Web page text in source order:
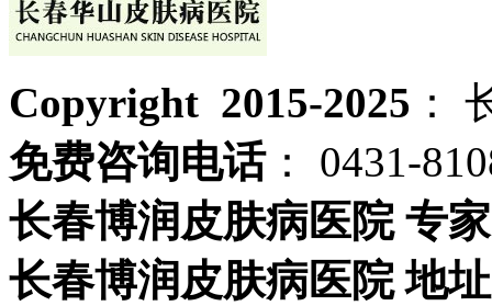
Copyright 2015-2025 ：
免费咨询电话： 0431-
长春博润皮肤病医院 专
长春博润皮肤病医院 地址